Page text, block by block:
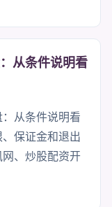
从条件说明看
从条件说明看
保证金和退出
、炒股配资开